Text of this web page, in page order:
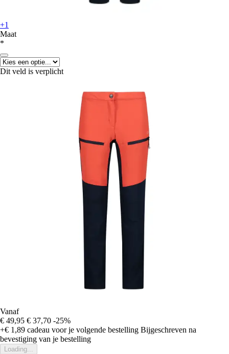
+1
Maat
*
Dit veld is verplicht
Vanaf
€ 49,95 € 37,70 -25%
+€ 1,89 cadeau voor je volgende bestelling Bijgeschreven na
bevestiging van je bestelling
Loading...